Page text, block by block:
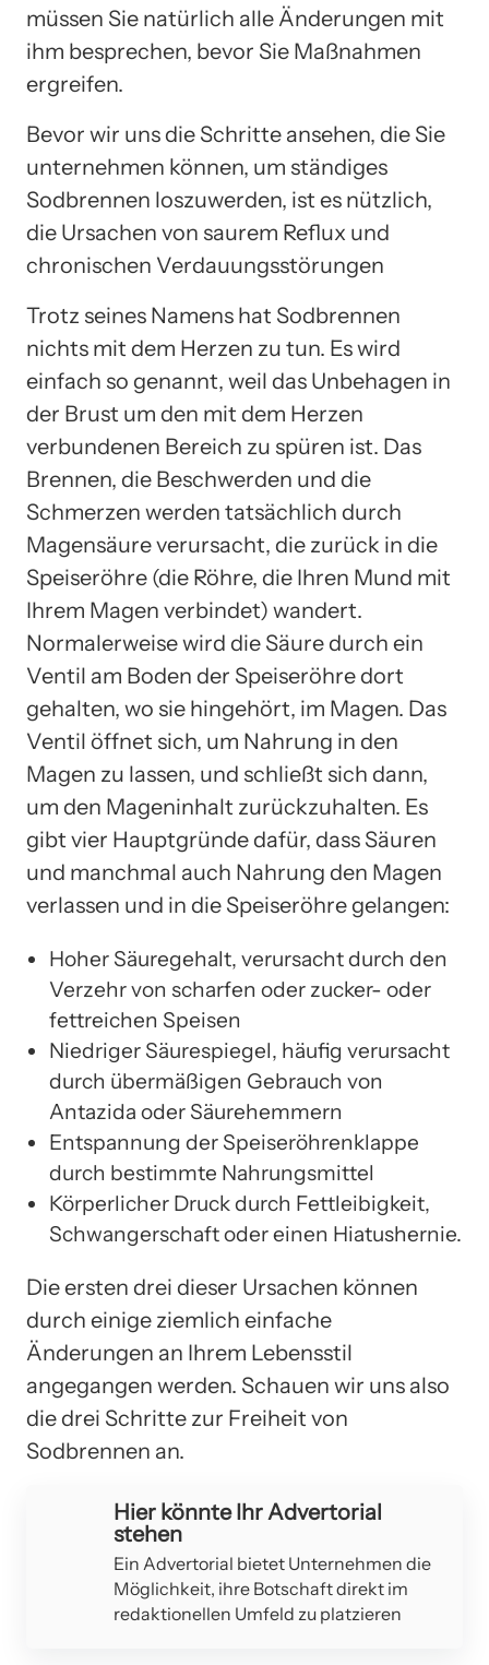
müssen Sie natürlich alle Änderungen mit
ihm besprechen, bevor Sie Maßnahmen
ergreifen.
Bevor wir uns die Schritte ansehen, die Sie
unternehmen können, um ständiges
Sodbrennen loszuwerden, ist es nützlich,
die Ursachen von saurem Reflux und
chronischen Verdauungsstörungen
Trotz seines Namens hat Sodbrennen
nichts mit dem Herzen zu tun. Es wird
einfach so genannt, weil das Unbehagen in
der Brust um den mit dem Herzen
verbundenen Bereich zu spüren ist. Das
Brennen, die Beschwerden und die
Schmerzen werden tatsächlich durch
Magensäure verursacht, die zurück in die
Speiseröhre (die Röhre, die Ihren Mund mit
Ihrem Magen verbindet) wandert.
Normalerweise wird die Säure durch ein
Ventil am Boden der Speiseröhre dort
gehalten, wo sie hingehört, im Magen. Das
Ventil öffnet sich, um Nahrung in den
Magen zu lassen, und schließt sich dann,
um den Mageninhalt zurückzuhalten. Es
gibt vier Hauptgründe dafür, dass Säuren
und manchmal auch Nahrung den Magen
verlassen und in die Speiseröhre gelangen:
Hoher Säuregehalt, verursacht durch den
Verzehr von scharfen oder zucker- oder
fettreichen Speisen
Niedriger Säurespiegel, häufig verursacht
durch übermäßigen Gebrauch von
Antazida oder Säurehemmern
Entspannung der Speiseröhrenklappe
durch bestimmte Nahrungsmittel
Körperlicher Druck durch Fettleibigkeit,
Schwangerschaft oder einen Hiatushernie.
Die ersten drei dieser Ursachen können
durch einige ziemlich einfache
Änderungen an Ihrem Lebensstil
angegangen werden. Schauen wir uns also
die drei Schritte zur Freiheit von
Sodbrennen an.
Hier könnte Ihr Advertorial
stehen
Ein Advertorial bietet Unternehmen die
Möglichkeit, ihre Botschaft direkt im
redaktionellen Umfeld zu platzieren